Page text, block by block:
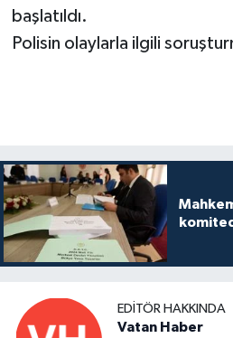
başlatıldı.
Polisin olaylarla ilgili
EDITÖR HAKKINDA
Vatan Haber